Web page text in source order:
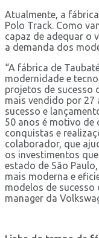
Atualmente, a
Polo Track. Como
capaz de adequar o
a demanda dos
“A fábrica de
modernidade e
projetos de sucesso
mais vendido por 27
sucesso e
50 anos é motivo de
conquistas e
colaborador, que
os investimentos
estado de São
mais moderna e
modelos de sucesso
manager da